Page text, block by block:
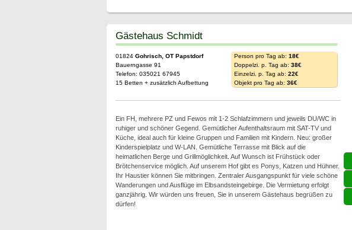
Gästehaus Schmidt
01824 Gohrisch, OT Papstdorf
Bauerngasse 91
Telefon: 035021 67945
15 Betten + zusätzlich Aufbettung
Person pro Tag ab: 18€
Doppelzi. p. Tag ab: 38€
Einzelzi. p. Tag ab: 22€
Objekt pro Tag ab: 36€
Ein FH, mehrere PZ und Fewos mit 1-2 Schlafzimmern und jeweils DU/WC in
ruhiger und schöner Gegend. Gemütlicher Aufenthaltsraum mit SAT-TV und
Küche, ideal auch für kleine Gruppen und Familien mit Kindern. Neu: großer
Kinderspielplatz und W-LAN. Gemütliche Terrasse mit Blick auf die
heimatlichen Berge und Grillmöglichkeit. Auf Wunsch ist Frühstück oder
Brötchenservice möglich. Auf unserem Hof gibt es Ponys, Katzen und Hühner.
Ihr Haustier können Sie mitbringen. Zentraler Ausgangspunkt für viele schöne
Wanderungen und Ausflüge im Elbsandsteingebirge. Die Vermietung erfolgt
ganzjährig. Wir würden uns freuen, Sie in unserem Gästehaus begrüßen zu
dürfen!